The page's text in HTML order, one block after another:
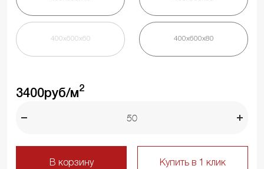
400х600х60 400х600х80
3400руб/м2
В корзину Купить в 1 клик